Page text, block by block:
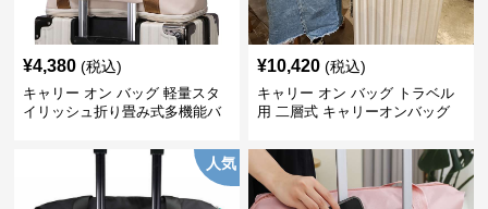
¥4,380 (税込)
キャリー オン バッグ 軽量スタ
イリッシュ折り畳み式多機能バ
¥10,420 (税込)
キャリー オン バッグ トラベル
用 二層式 キャリーオンバッグ
人気